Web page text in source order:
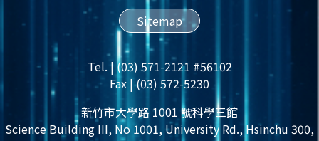
Sitemap
Tel. | (03) 571-2121 #56102
Fax | (03) 572-5230
新竹市大學路 1001 號科學三館
Science Building III, No 1001, University Rd., Hsinchu 300,